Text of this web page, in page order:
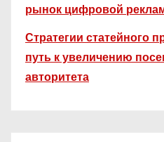
рынок цифровой
Стратегии статейного
путь к увеличению
авторитета